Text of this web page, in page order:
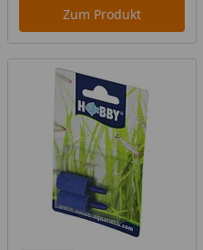
Zum Produkt